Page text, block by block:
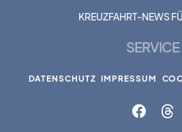
KREUZFAHRT-NEWS
SERVICE
DATENSCHUTZ IMPRESSUM